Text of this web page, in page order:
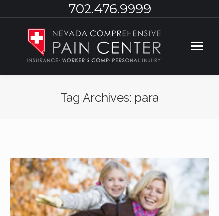
702.476.9999
Tag Archives: para